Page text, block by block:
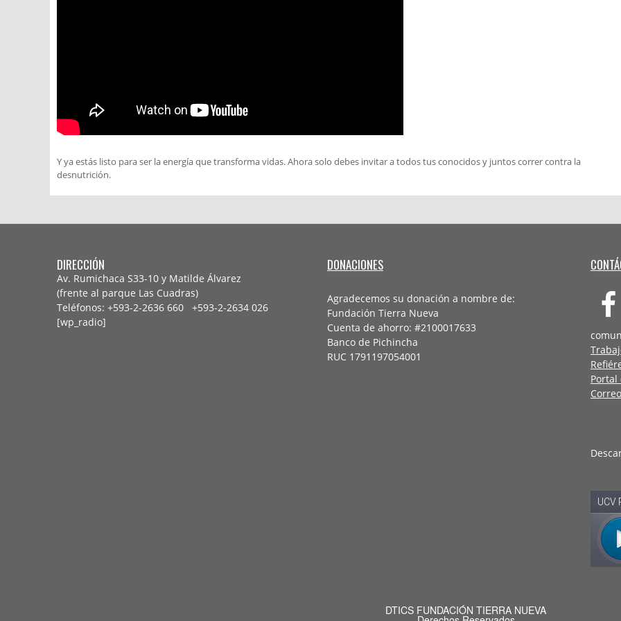
Y ya estás listo para ser la energía que transforma vidas. Ahora solo debes invitar a todos tus conocidos y juntos correr contra la
desnutrición.
DIRECCIÓN
Av. Rumichaca S33-10 y Matilde Álvarez
(frente al parque Las Cuadras)
Teléfonos: +593-2-2636 660 +593-2-2634 026
[wp_radio]
DONACIONES
Agradecemos su donación a nombre de:
Fundación Tierra Nueva
Cuenta de ahorro: #2100017633
Banco de Pichincha
RUC 1791197054001
Portal
DTICS FUNDACIÓN TIERRA NUEVA